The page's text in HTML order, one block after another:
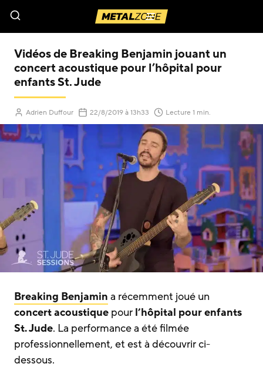
Menu
Vidéos de Breaking Benjamin jouant un
concert acoustique pour l’hôpital pour
enfants St. Jude
Adrien Duffour 22/8/2019(Mis à jour le)
à 13h33 Lecture 1 min.
Breaking Benjamin a récemment joué un
concert acoustique pour l’hôpital pour enfants
St. Jude. La performance a été filmée
professionnellement, et est à découvrir ci-
dessous.